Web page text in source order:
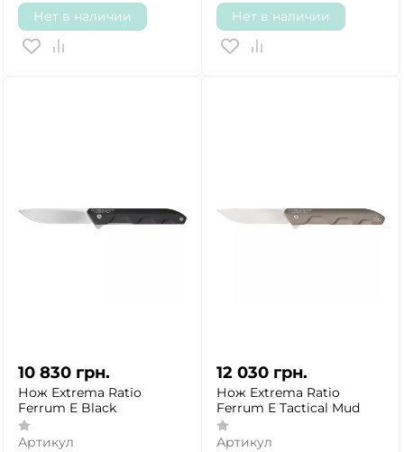
Нет в наличии Нет в наличии
10 830 грн.
Нож Extrema Ratio
Ferrum E Black
Артикул
12 030 грн.
Нож Extrema Ratio
Ferrum E Tactical Mud
Артикул